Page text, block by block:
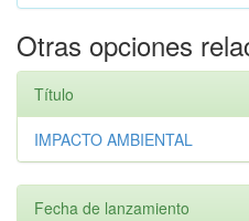
Otras opciones
Título
IMPACTO AMBIENTAL
Fecha de lanzamiento